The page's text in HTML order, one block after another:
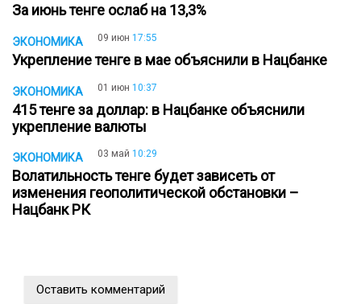
За июнь тенге ослаб на 13,3%
ЭКОНОМИКА 09 июн 17:55
Укрепление тенге в мае объяснили в Нацбанке
ЭКОНОМИКА 01 июн 10:37
415 тенге за доллар: в Нацбанке объяснили
укрепление валюты
ЭКОНОМИКА 03 май 10:29
Волатильность тенге будет зависеть от
изменения геополитической обстановки –
Нацбанк РК
Оставить комментарий